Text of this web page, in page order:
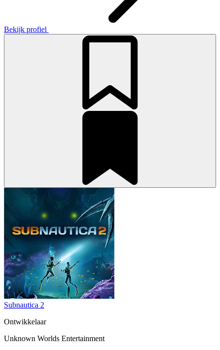
Bekijk profiel
Subnautica 2
Ontwikkelaar
Unknown Worlds Entertainment